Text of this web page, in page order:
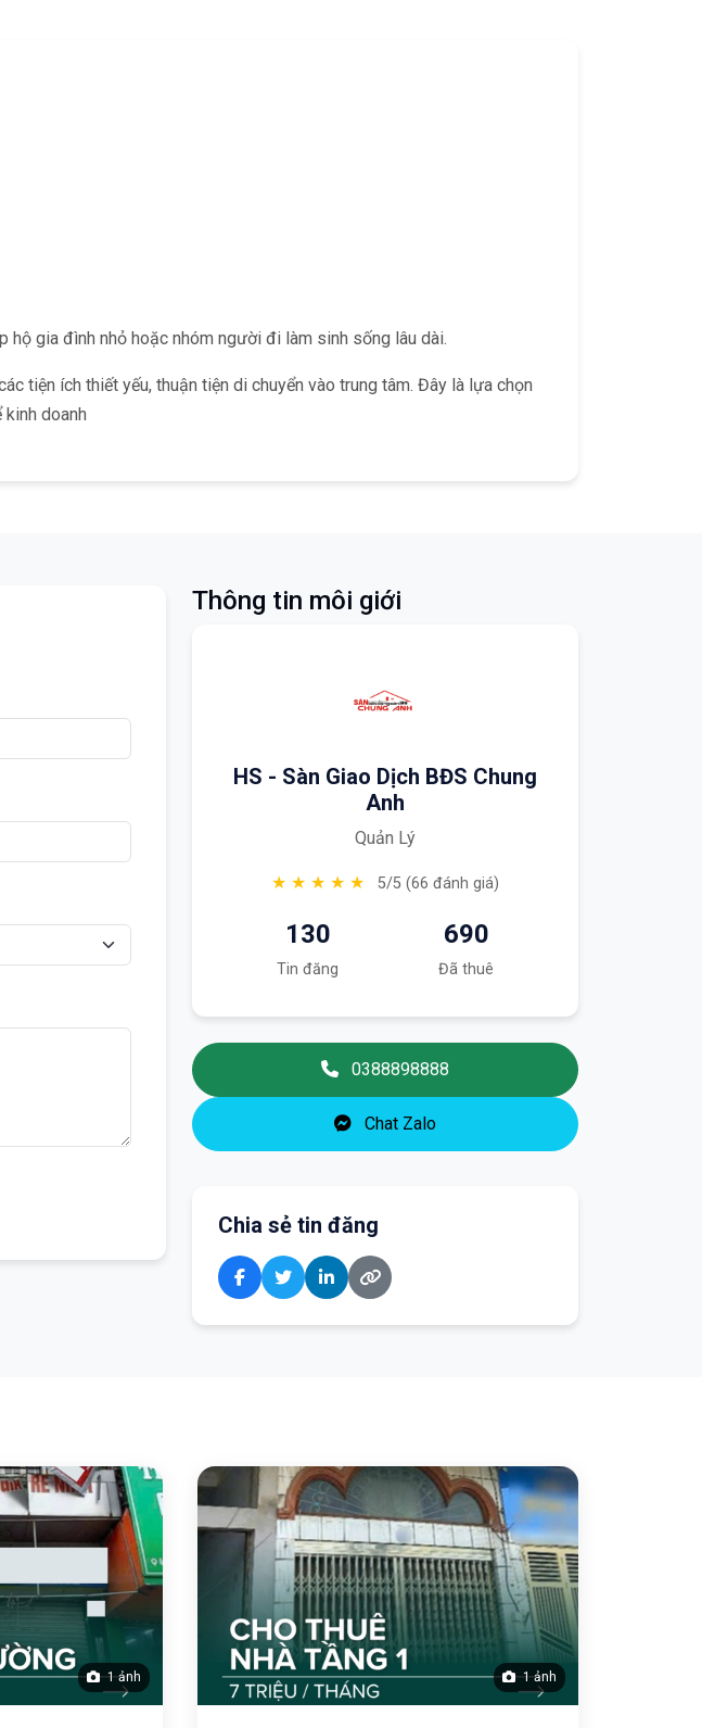
hộ gia đình nhỏ hoặc nhóm người đi làm sinh sống lâu dài.
tiện ích thiết yếu, thuận tiện di chuyển vào trung tâm. Đây là lựa chọn
doanh
Thông tin môi giới
HS - Sàn Giao Dịch BĐS Chung
Anh
Quản Lý
★ ★ ★ ★ ★ 5/5 (66 đánh giá)
130
Tin đăng
690
Đã thuê
0388898888
Chat Zalo
Chia sẻ tin đăng
1 ảnh 1 ảnh